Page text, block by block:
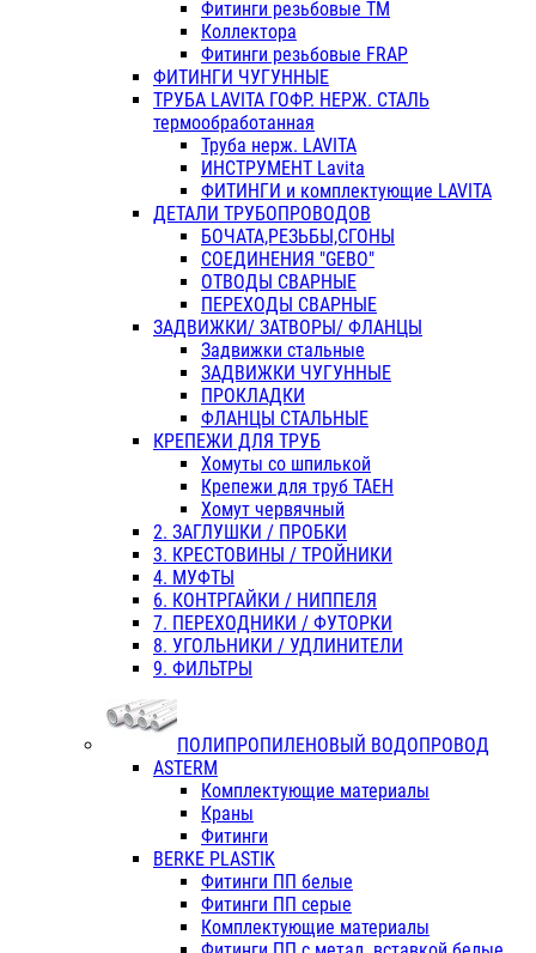
Фитинги резьбовые ТМ
Коллектора
Фитинги резьбовые FRAP
ФИТИНГИ ЧУГУННЫЕ
ТРУБА LAVITA ГОФР. НЕРЖ. СТАЛЬ
термообработанная
Труба нерж. LAVITA
ИНСТРУМЕНТ Lavita
ФИТИНГИ и комплектующие LAVITA
ДЕТАЛИ ТРУБОПРОВОДОВ
БОЧАТА,РЕЗЬБЫ,СГОНЫ
СОЕДИНЕНИЯ "GEBO"
ОТВОДЫ СВАРНЫЕ
ПЕРЕХОДЫ СВАРНЫЕ
ЗАДВИЖКИ/ ЗАТВОРЫ/ ФЛАНЦЫ
Задвижки стальные
ЗАДВИЖКИ ЧУГУННЫЕ
ПРОКЛАДКИ
ФЛАНЦЫ СТАЛЬНЫЕ
КРЕПЕЖИ ДЛЯ ТРУБ
Хомуты со шпилькой
Крепежи для труб ТАЕН
Хомут червячный
2. ЗАГЛУШКИ / ПРОБКИ
3. КРЕСТОВИНЫ / ТРОЙНИКИ
4. МУФТЫ
6. КОНТРГАЙКИ / НИППЕЛЯ
7. ПЕРЕХОДНИКИ / ФУТОРКИ
8. УГОЛЬНИКИ / УДЛИНИТЕЛИ
9. ФИЛЬТРЫ
ПОЛИПРОПИЛЕНОВЫЙ ВОДОПРОВОД
ASTERM
Комплектующие материалы
Краны
Фитинги
BERKE PLASTIK
Фитинги ПП белые
Фитинги ПП серые
Комплектующие материалы